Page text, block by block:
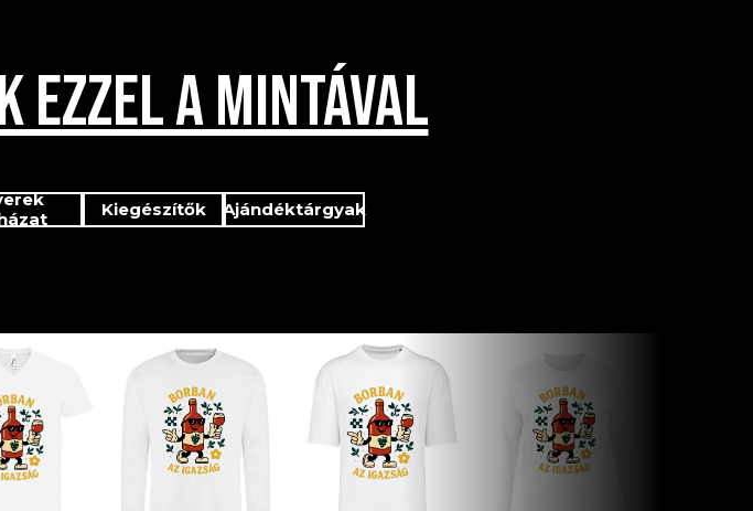
EZZEL A MINTÁVAL
Kiegészítők Ajándéktárgyak